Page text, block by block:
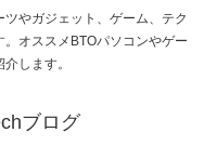
やガジェット、ゲーム、テク
オススメBTOパソコンやゲー
します。
ブログ